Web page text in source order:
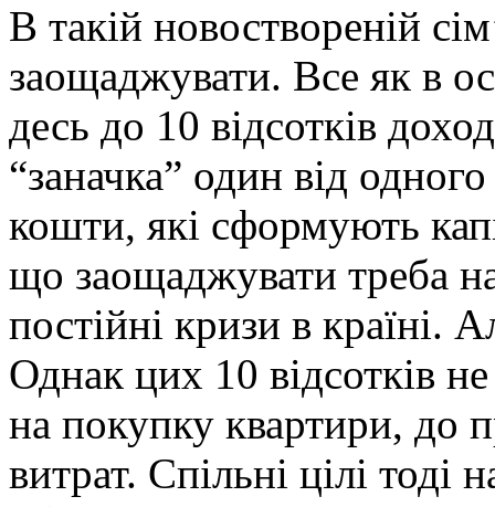
В такій новоствореній
заощаджувати. Все як в
десь до 10 відсотків
“заначка” один від
кошти, які сформують
що заощаджувати треба
постійні кризи в країні.
Однак цих 10 відсотків
на покупку квартири, до
витрат. Спільні цілі тоді